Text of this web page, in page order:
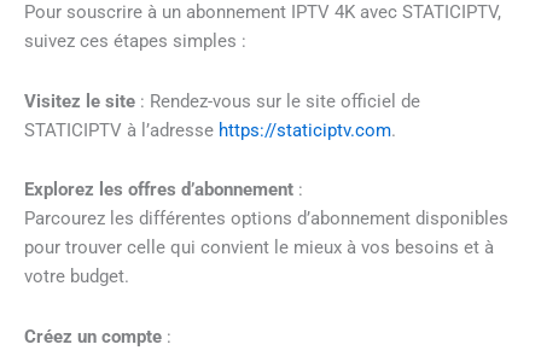
Pour souscrire à un abonnement IPTV 4K avec STATICIPTV,
suivez ces étapes simples :
Visitez le site : Rendez-vous sur le site officiel de
STATICIPTV à l’adresse https://staticiptv.com.
Explorez les offres d’abonnement :
Parcourez les différentes options d’abonnement disponibles
pour trouver celle qui convient le mieux à vos besoins et à
votre budget.
Créez un compte :